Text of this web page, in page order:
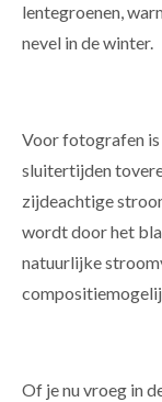
lentegroenen,
nevel in de winter.
Voor fotografen is
sluitertijden
zijdeachtige
wordt door het
natuurlijke
Of je nu vroeg in